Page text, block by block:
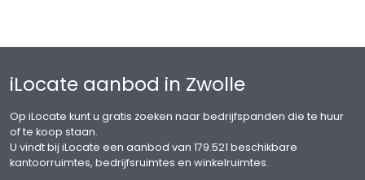
Voorbehoud:
Muller Bedrijfs Onroerend Goed
Kamperstraat 10, 8011 LM Zwolle
T: 038 - 423 71 11
iLocate aanbod in Zwolle
Op iLocate kunt u gratis zoeken naar bedrijfspanden die te huur
of te koop staan.
U vindt bij iLocate een aanbod van 179.521 beschikbare
kantoorruimtes, bedrijfsruimtes en winkelruimtes.